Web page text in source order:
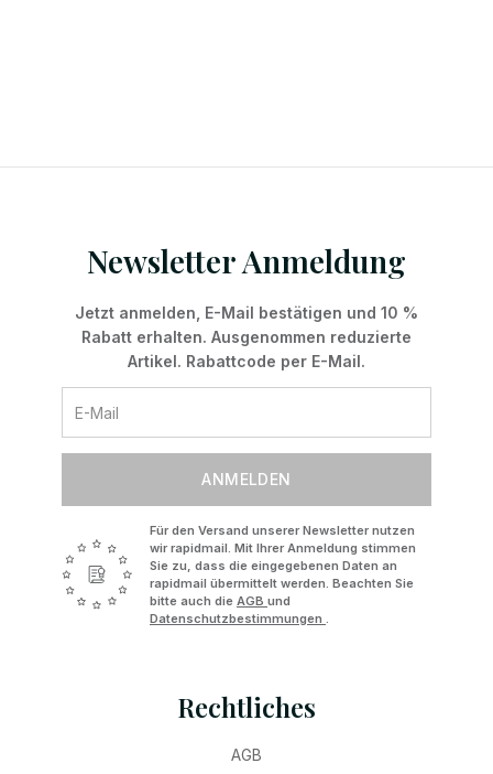
Newsletter Anmeldung
Jetzt anmelden, E-Mail bestätigen und 10 %
Rabatt erhalten. Ausgenommen reduzierte
Artikel. Rabattcode per E-Mail.
ANMELDEN
Für den Versand unserer Newsletter nutzen
wir rapidmail. Mit Ihrer Anmeldung stimmen
Sie zu, dass die eingegebenen Daten an
rapidmail übermittelt werden. Beachten Sie
bitte auch die AGB und
Datenschutzbestimmungen
Rechtliches
AGB